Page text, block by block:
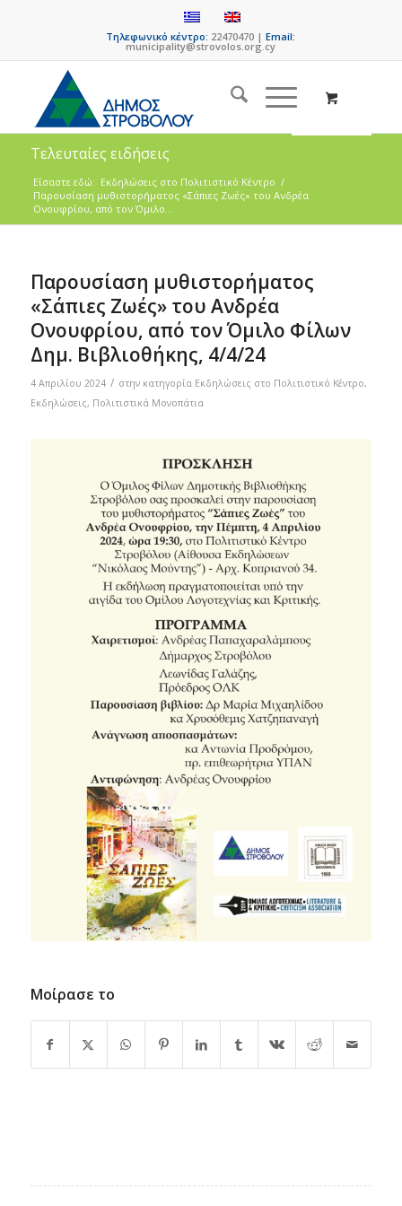
Τηλεφωνικό κέντρο: 22470470 |Email:
municipality@strovolos.org.cy
Τελευταίες ειδήσεις
Είσαστε εδώ: Eκδηλώσεις στο Πολιτιστικό Κέντρο /
Παρουσίαση μυθιστορήματος «Σάπιες Ζωές» του Ανδρέα
Ονουφρίου, από τον Όμιλο...
Παρουσίαση μυθιστορήματος
«Σάπιες Ζωές» του Ανδρέα
Ονουφρίου, από τον Όμιλο Φίλων
Δημ. Βιβλιοθήκης, 4/4/24
4 Απριλίου 2024 / στην κατηγορία Eκδηλώσεις στο Πολιτιστικό Κέντρο,
Εκδηλώσεις, Πολιτιστικά Μονοπάτια
Μοίρασε το